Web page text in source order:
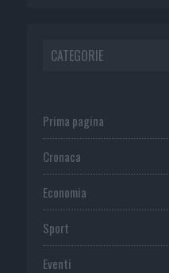
CATEGORIE
Prima pagina
Cronaca
Economia
Sport
Eventi